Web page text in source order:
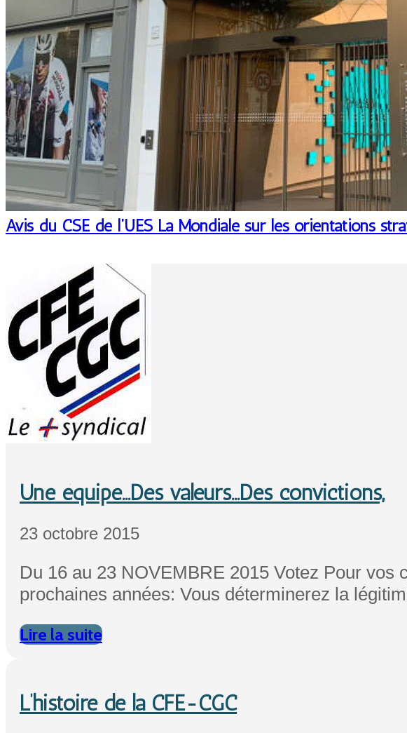
Avis du CSE de l’UES La Mondiale sur les orientations
Une équipe…Des valeurs…Des convictions,
23 octobre 2015
Du 16 au 23 NOVEMBRE 2015 Votez Pour
prochaines années: Vous déterminerez la
Lire la suite
L’histoire de la CFE-CGC